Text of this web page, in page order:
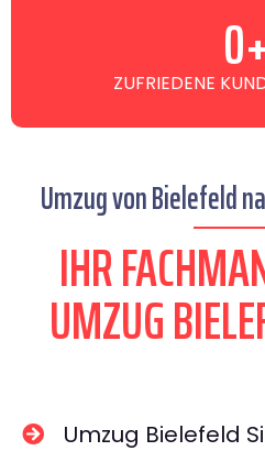
ZUFRIEDENE 0
Umzug von Bielefeld
IHR
UMZUG
Umzug Bielefeld